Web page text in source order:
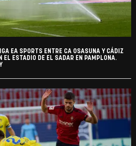
EA SPORTS ENTRE CA OSASUNA Y CÁDIZ
EL ESTADIO DE EL SADAR EN PAMPLONA.